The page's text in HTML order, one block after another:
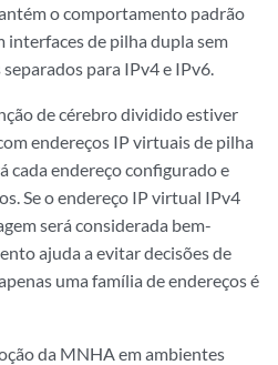
o comportamento padrão
interfaces de pilha dupla sem
para IPv4 e IPv6.
de cérebro dividido estiver
endereços IP virtuais de pilha
cada endereço configurado e
Se o endereço IP virtual IPv4
será considerada bem-
ajuda a evitar decisões de
uma família de endereços é
da MNHA em ambientes